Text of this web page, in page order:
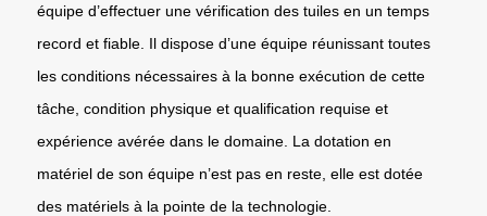
équipe d’effectuer une vérification des tuiles en un temps
record et fiable. Il dispose d’une équipe réunissant toutes
les conditions nécessaires à la bonne exécution de cette
tâche, condition physique et qualification requise et
expérience avérée dans le domaine. La dotation en
matériel de son équipe n’est pas en reste, elle est dotée
des matériels à la pointe de la technologie.